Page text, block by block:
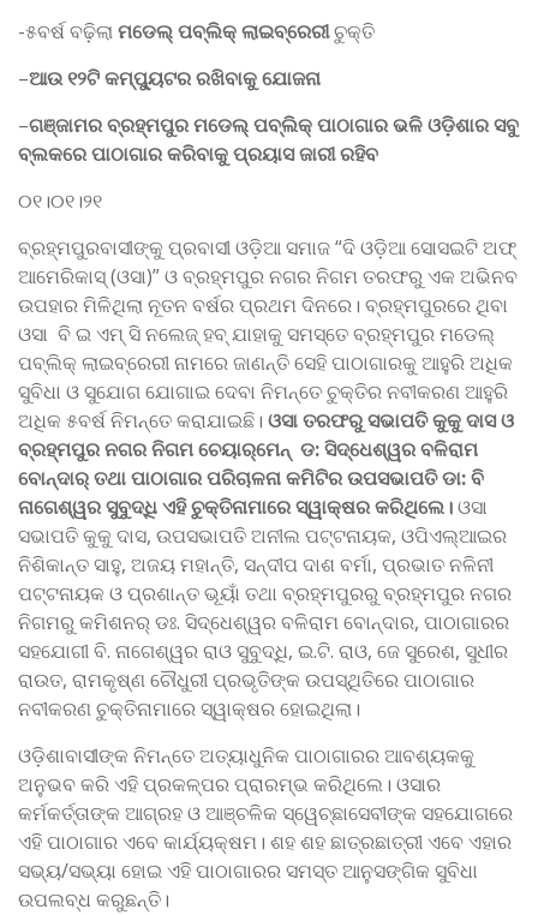
-୫ବର୍ଷ ବଢ଼ିଲାମଡେଲ୍‌ ପବ୍ଲିକ୍‌ ଲାଇବ୍ରେରୀଚୁକ୍ତି
–ଆଉ ୧୨ଟି କମ୍ପ୍ୟୁଟର ରଖିବାକୁ ଯୋଜନା
–ଗଞ୍ଜାମର ବ୍ରହ୍ମପୁର ମଡେଲ୍‌ ପବ୍ଲିକ୍‌ ପାଠାଗାର ଭଳି ଓଡ଼ିଶାର ସବୁ
ବ୍ଲକରେ ପାଠାଗାର କରିବାକୁ ପ୍ରୟାସ ଜାରୀ ରହିବ
୦୧।୦୧।୨୧
ବ୍ରହ୍ମପୁରବାସୀଙ୍କୁ ପ୍ରବାସୀ ଓଡ଼ିଆ ସମାଜ “ଦି ଓଡ଼ିଆ ସୋସଇଟି ଅଫ୍‌
ଆମେରିକାସ୍‌ (ଓସା)” ଓ ବ୍ରହ୍ମପୁର ନଗର ନିଗମ ତରଫରୁ ଏକ ଅଭିନବ
ଉପହାର ମିଳିଥିଲା ନୂତନ ବର୍ଷର ପ୍ରଥମ ଦିନରେ। ବ୍ରହ୍ମପୁରରେ ଥିବା
ଓସା ବି ଇ ଏମ୍‌ ସି ନଲେଜ୍‌ ହବ୍‌ ଯାହାକୁ ସମସ୍ତେ ବ୍ରହ୍ମପୁର ମଡେଲ୍‌
ପବ୍ଲିକ୍‌ ଲାଇବ୍ରେରୀ ନାମରେ ଜାଣନ୍ତି ସେହି ପାଠାଗାରକୁ ଆହୁରି ଅଧିକ
ସୁବିଧା ଓ ସୁଯୋଗ ଯୋଗାଇ ଦେବା ନିମନ୍ତେ ଚୁକ୍ତିର ନବୀକରଣ ଆହୁରି
ଅଧିକ ୫ବର୍ଷ ନିମନ୍ତେ କରାଯାଇଛି। ଓସା ତରଫରୁ ସଭାପତି କୁକୁ ଦାସ ଓ
ବ୍ରହ୍ମପୁର ନଗର ନିଗମ ଚେୟାର୍‌ମେନ୍‌ ଡ: ସିଦ୍ଧେଶ୍ୱର ବଳିରାମ
ବୋନ୍ଦାର୍‌ ତଥା ପାଠାଗାର ପରିଚାଳନା କମିଟିର ଉପସଭାପତି ଡା: ବି
ନାଗେଶ୍ୱର ସୁବୁଦ୍ଧି ଏହି ଚୁକ୍ତିନାମାରେ ସ୍ୱାକ୍ଷର କରିଥିଲେ।ଓସା
ସଭାପତି କୁକୁ ଦାସ, ଉପସଭାପତି ଅନୀଲ ପଟ୍ଟନାୟକ, ଓପିଏଲ୍‌ଆଇର
ନିଶିକାନ୍ତ ସାହୁ, ଅଜୟ ମହାନ୍ତି, ସନ୍ଦୀପ ଦାଶ ବର୍ମା, ପ୍ରଭାତ ନଳିନୀ
ପଟ୍ଟନାୟକ ଓ ପ୍ରଶାନ୍ତ ଭୂୟାଁ ତଥା ବ୍ରହ୍ମପୁରରୁ ବ୍ରହ୍ମପୁର ନଗର
ନିଗମରୁ କମିଶନର୍‌ ଡଃ. ସିଦ୍ଧେଶ୍ୱର ବଳିରାମ ବୋନ୍ଦାର, ପାଠାଗାରର
ସହଯୋଗୀ ବି. ନାଗେଶ୍ୱର ରାଓ ସୁବୁଦ୍ଧି, ଇ.ଟି. ରାଓ, ଜେ ସୁରେଶ, ସୁଧୀର
ରାଉତ, ରାମକୃଷ୍ଣ ଚୌଧୁରୀ ପ୍ରଭୃତିଙ୍କ ଉପସ୍ଥିତିରେ ପାଠାଗାର
ନବୀକରଣ ଚୁକ୍ତିନାମାରେ ସ୍ୱାକ୍ଷର ହୋଇଥିଲା।
ଓଡ଼ିଶାବାସୀଙ୍କ ନିମନ୍ତେ ଅତ୍ୟାଧୁନିକ ପାଠାଗାରର ଆବଶ୍ୟକକୁ
ଅନୁଭବ କରି ଏହି ପ୍ରକଳ୍ପର ପ୍ରାରମ୍ଭ କରିଥିଲେ। ଓସାର
କର୍ମକର୍ତ୍ତାଙ୍କ ଆଗ୍ରହ ଓ ଆଞ୍ଚଳିକ ସ୍ୱେଚ୍ଛାସେବୀଙ୍କ ସହଯୋଗରେ
ଏହି ପାଠାଗାର ଏବେ କାର୍ଯ୍ୟକ୍ଷମ। ଶହ ଶହ ଛାତ୍ରଛାତ୍ରୀ ଏବେ ଏହାର
ସଭ୍ୟ/ସଭ୍ୟା ହୋଇ ଏହି ପାଠାଗାରର ସମସ୍ତ ଆନୁସଙ୍ଗିକ ସୁବିଧା
ଉପଲବ୍‌ଧ କରୁଛନ୍ତି।